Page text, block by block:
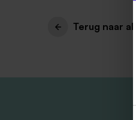
Terug naar